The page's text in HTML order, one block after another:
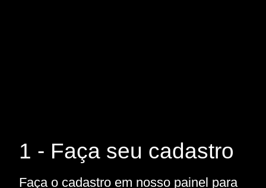
1 - Faça seu cadastro
Faça o cadastro em nosso painel para